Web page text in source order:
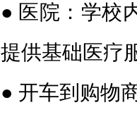
● 医院：学校
提供基础医疗
● 开车到购物